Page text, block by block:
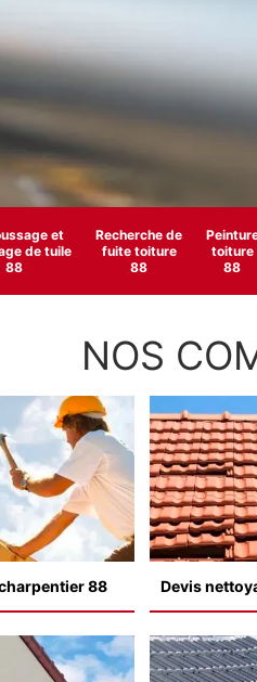
et
de tuile
88
Recherche de
fuite toiture
88
toiture
88
NOS
88 Devis